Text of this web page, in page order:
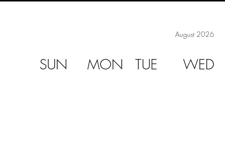
August 2026
SUN MON TUE WED